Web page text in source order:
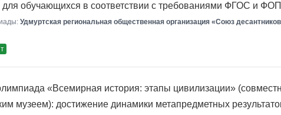
обучающихся в соответствии с требованиями ФГОС и
Удмуртская региональная общественная организация «Союз
«Всемирная история: этапы цивилизации»
музеем): достижение динамики метапредметных